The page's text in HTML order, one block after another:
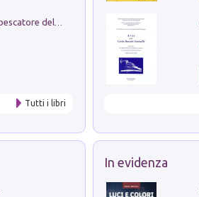
Klose dell'altro mondo. Miro il pescatore del goal
Tutti i libri
In evidenza